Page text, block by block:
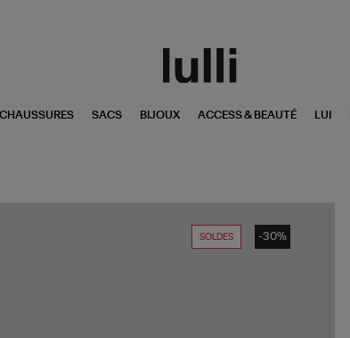
CHAUSSURES SACS BIJOUX ACCESS & BEAUTÉ LUI
SOLDES -30%